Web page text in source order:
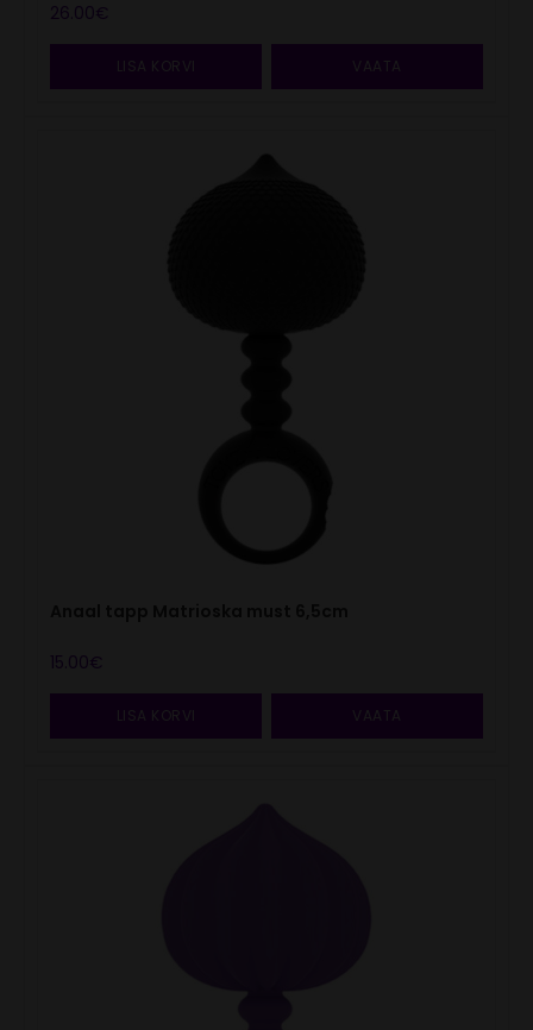
26.00€
LISA KORVI VAATA
15.00€
LISA KORVI VAATA